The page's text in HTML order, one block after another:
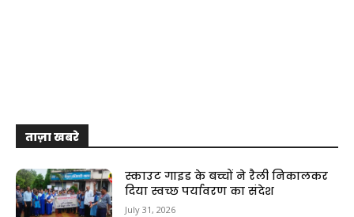
ताज़ा खबरे
स्काउट गाइड के बच्चों ने रैली निकालकर
दिया स्वच्छ पर्यावरण का संदेश
July 31, 2026